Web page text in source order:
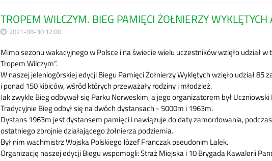
TROPEM WILCZYM. BIEG PAMIĘCI ŻOŁNIERZY
2021-08-30 12:00
Mimo sezonu wakacyjnego w Polsce i na świecie wielu uczestników wzięło udział
Tropem Wilczym”.
W naszej jeleniogórskiej edycji Biegu Pamięci Żołnierzy Wyklętych wzięło udział 85
i ponad 150 kibiców, wśród których przeważały rodziny i młodzież.
Jak zwykle Bieg odbywał się Parku Norweskim, a jego organizatorem był
Tradycyjnie Bieg odbył się na dwóch dystansach - 5000m i 1963m.
Dystans 1963m jest dystansem pamięci i nawiązuje do daty zamordowania,
ostatniego zbrojnie działającego żołnierza podziemia.
Był nim wachmistrz Wojska Polskiego Józef Franczak pseudonim Lalek.
Organizację naszej edycji Biegu wspomogli: Straż Miejska i 10 Brygada Kawalerii